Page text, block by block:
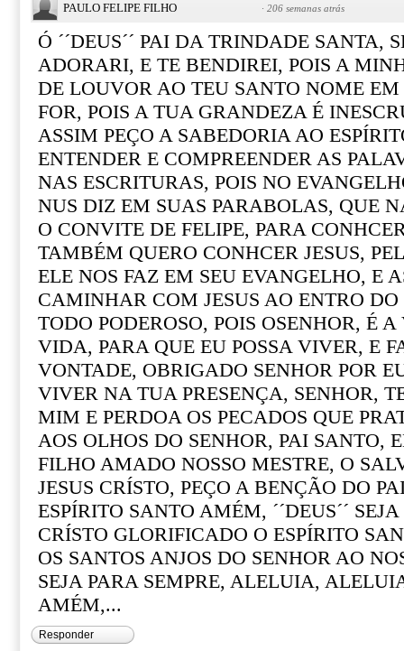
PAULO FELIPE FILHO · 206 semanas atrás
Ó ´´DEUS´´ PAI DA TRINDADE SANTA,
ADORARI, E TE BENDIREI, POIS A
DE LOUVOR AO TEU SANTO NOME
FOR, POIS A TUA GRANDEZA É
ASSIM PEÇO A SABEDORIA AO
ENTENDER E COMPREENDER AS
NAS ESCRITURAS, POIS NO
NUS DIZ EM SUAS PARABOLAS, QUE
O CONVITE DE FELIPE, PARA
TAMBÉM QUERO CONHCER JESUS,
ELE NOS FAZ EM SEU EVANGELHO, E
CAMINHAR COM JESUS AO ENTRO DO
TODO PODEROSO, POIS OSENHOR, É
VIDA, PARA QUE EU POSSA VIVER, E
VONTADE, OBRIGADO SENHOR POR
VIVER NA TUA PRESENÇA, SENHOR,
MIM E PERDOA OS PECADOS QUE
AOS OLHOS DO SENHOR, PAI SANTO,
FILHO AMADO NOSSO MESTRE, O
JESUS CRÍSTO, PEÇO A BENÇÃO DO
ESPÍRITO SANTO AMÉM, ´´DEUS´´
CRÍSTO GLORIFICADO O ESPÍRITO
OS SANTOS ANJOS DO SENHOR AO
SEJA PARA SEMPRE, ALELUIA,
AMÉM,...
Responder